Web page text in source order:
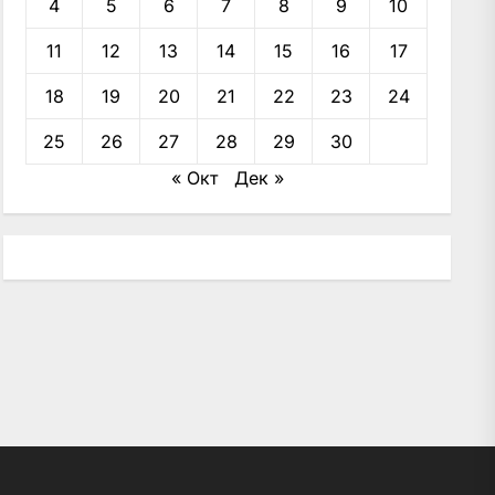
4 5 6 7 8 9 10
11 12 13 14 15 16 17
18 19 20 21 22 23 24
25 26 27 28 29
30
« Окт
Дек »